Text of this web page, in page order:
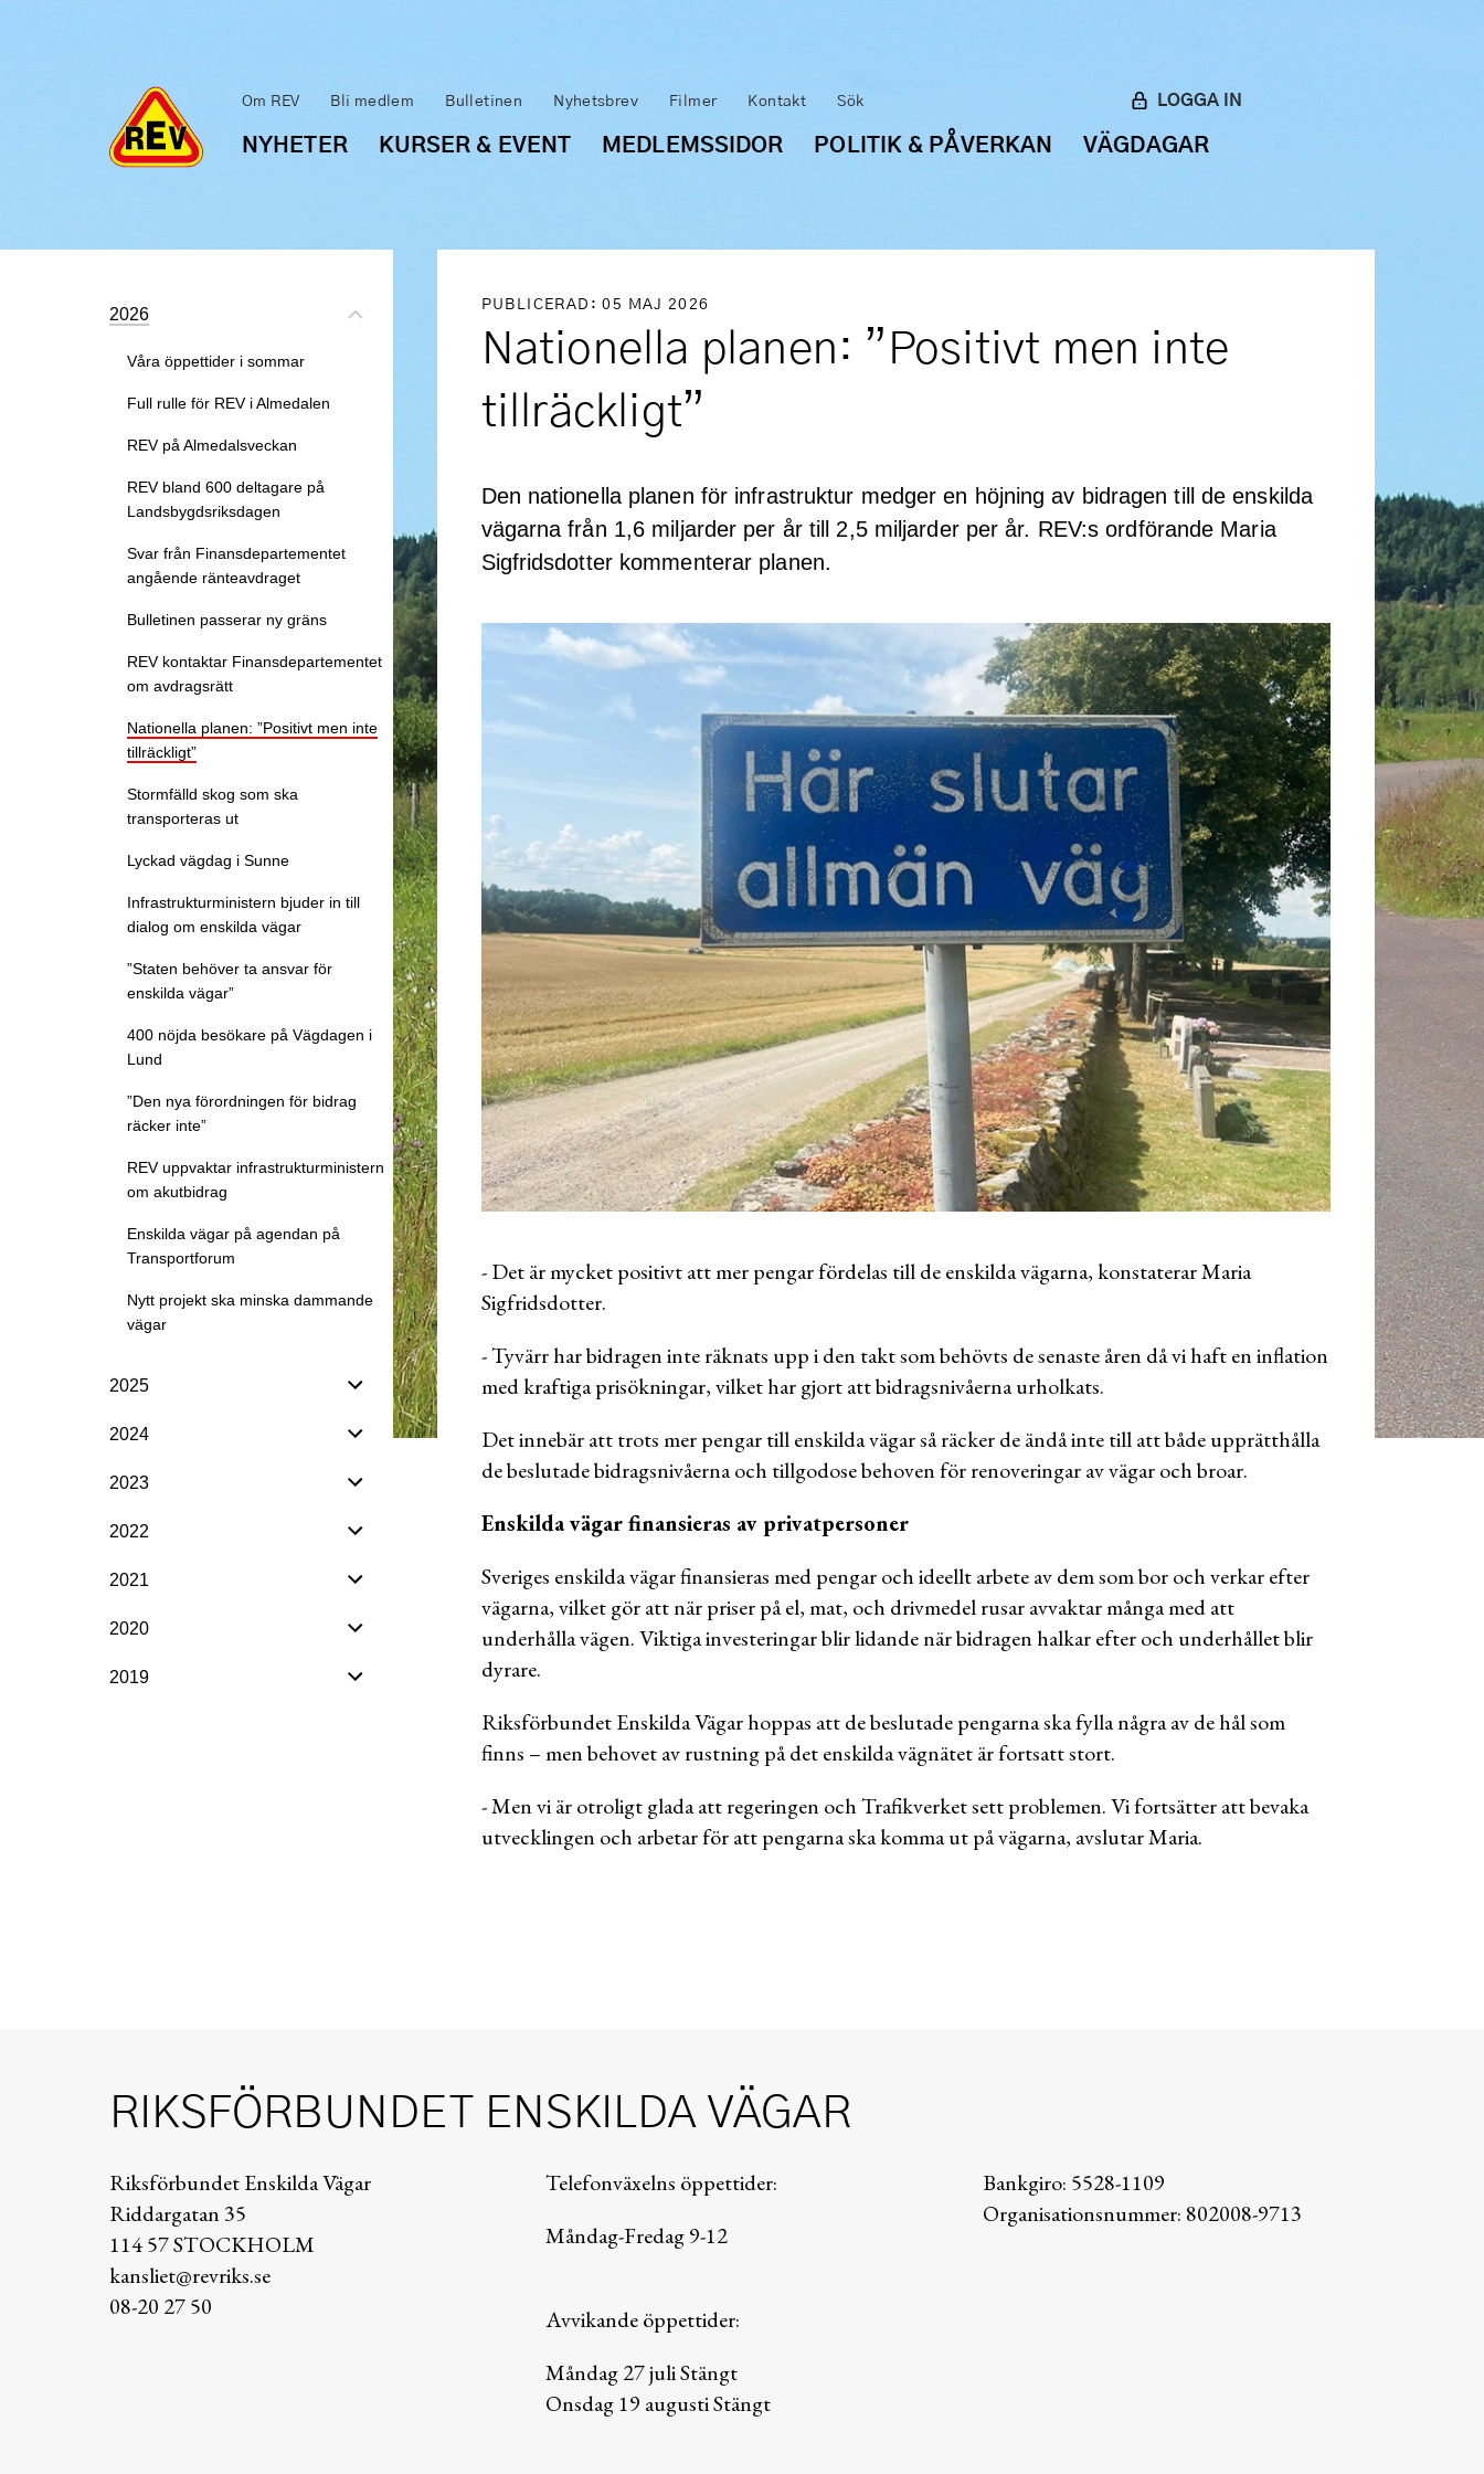
Om REV Bli medlem Bulletinen Nyhetsbrev Filmer Kontakt Sök
NYHETER KURSER & EVENT MEDLEMSSIDOR POLITIK & PÅVERKAN VÄGDAGAR
LOGGA IN
2026
Våra öppettider i sommar
Full rulle för REV i Almedalen
REV på Almedalsveckan
REV bland 600 deltagare på
Landsbygdsriksdagen
Svar från Finansdepartementet
angående ränteavdraget
Bulletinen passerar ny gräns
REV kontaktar Finansdepartementet
om avdragsrätt
Nationella planen: ”Positivt men inte
tillräckligt”
Stormfälld skog som ska
transporteras ut
Lyckad vägdag i Sunne
Infrastrukturministern bjuder in till
dialog om enskilda vägar
”Staten behöver ta ansvar för
enskilda vägar”
400 nöjda besökare på Vägdagen i
Lund
”Den nya förordningen för bidrag
räcker inte”
REV uppvaktar infrastrukturministern
om akutbidrag
Enskilda vägar på agendan på
Transportforum
Nytt projekt ska minska dammande
vägar
2025
2024
2023
2022
2021
2020
2019
PUBLICERAD: 05 MAJ 2026
Nationella planen: ”Positivt men inte
tillräckligt”
Den nationella planen för infrastruktur medger en höjning av bidragen till de enskilda
vägarna från 1,6 miljarder per år till 2,5 miljarder per år. REV:s ordförande Maria
Sigfridsdotter kommenterar planen.
- Det är mycket positivt att mer pengar fördelas till de enskilda vägarna, konstaterar Maria
Sigfridsdotter.
- Tyvärr har bidragen inte räknats upp i den takt som behövts de senaste åren då vi haft en inflation
med kraftiga prisökningar, vilket har gjort att bidragsnivåerna urholkats.
Det innebär att trots mer pengar till enskilda vägar så räcker de ändå inte till att både upprätthålla
de beslutade bidragsnivåerna och tillgodose behoven för renoveringar av vägar och broar.
Enskilda vägar finansieras av privatpersoner
Sveriges enskilda vägar finansieras med pengar och ideellt arbete av dem som bor och verkar efter
vägarna, vilket gör att när priser på el, mat, och drivmedel rusar avvaktar många med att
underhålla vägen. Viktiga investeringar blir lidande när bidragen halkar efter och underhållet blir
dyrare.
Riksförbundet Enskilda Vägar hoppas att de beslutade pengarna ska fylla några av de hål som
finns – men behovet av rustning på det enskilda vägnätet är fortsatt stort.
- Men vi är otroligt glada att regeringen och Trafikverket sett problemen. Vi fortsätter att bevaka
utvecklingen och arbetar för att pengarna ska komma ut på vägarna, avslutar Maria.
RIKSFÖRBUNDET ENSKILDA VÄGAR
Riksförbundet Enskilda Vägar
Riddargatan 35
114 57 STOCKHOLM
kansliet@revriks.se
08-20 27 50
Telefonväxelns öppettider:
Måndag-Fredag 9-12
Avvikande öppettider:
Måndag 27 juli Stängt
Onsdag 19 augusti Stängt
Bankgiro: 5528-1109
Organisationsnummer: 802008-9713